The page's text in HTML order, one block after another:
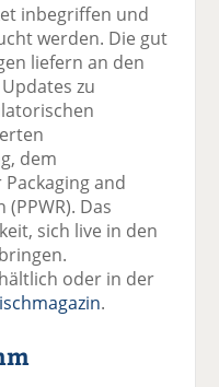
inbegriffen und
werden. Die gut
liefern an den
zu
dem
and
Das
sich live in den
oder in der
.